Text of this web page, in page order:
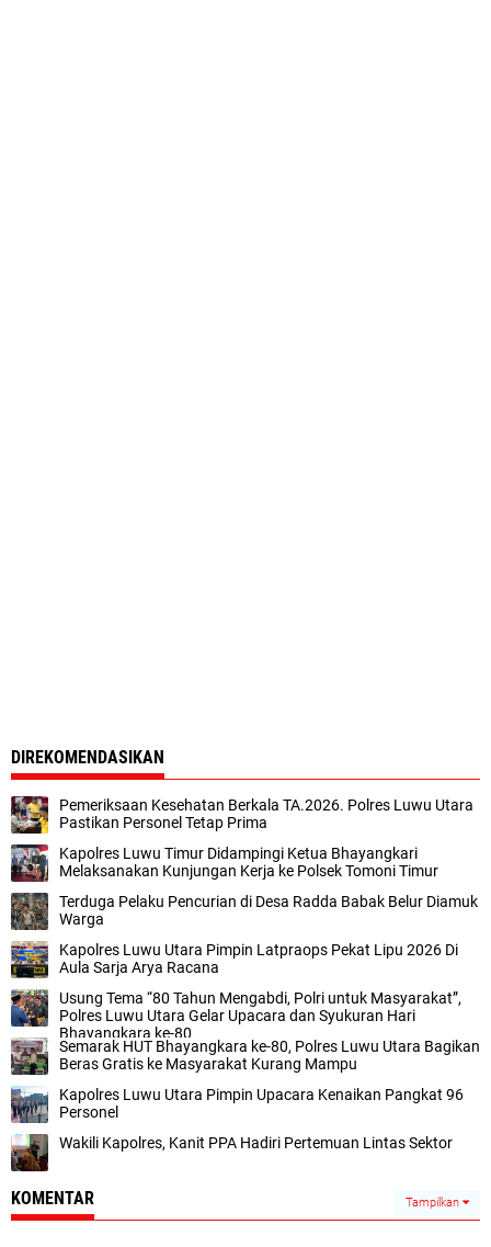
DIREKOMENDASIKAN
Pemeriksaan Kesehatan Berkala TA.2026. Polres Luwu Utara
Pastikan Personel Tetap Prima
Kapolres Luwu Timur Didampingi Ketua Bhayangkari
Melaksanakan Kunjungan Kerja ke Polsek Tomoni Timur
Terduga Pelaku Pencurian di Desa Radda Babak Belur Diamuk
Warga
Kapolres Luwu Utara Pimpin Latpraops Pekat Lipu 2026 Di
Aula Sarja Arya Racana
Usung Tema “80 Tahun Mengabdi, Polri untuk Masyarakat”,
Polres Luwu Utara Gelar Upacara dan Syukuran Hari
Bhayangkara ke-80
Semarak HUT Bhayangkara ke-80, Polres Luwu Utara Bagikan
Beras Gratis ke Masyarakat Kurang Mampu
Kapolres Luwu Utara Pimpin Upacara Kenaikan Pangkat 96
Personel
Wakili Kapolres, Kanit PPA Hadiri Pertemuan Lintas Sektor
KOMENTAR Tampilkan